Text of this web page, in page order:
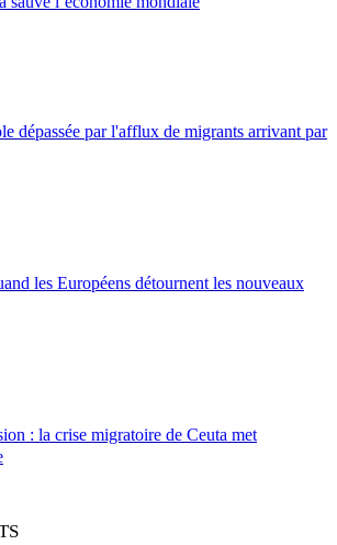
dépassée par l'afflux de migrants arrivant par
les Européens détournent les nouveaux
: la crise migratoire de Ceuta met